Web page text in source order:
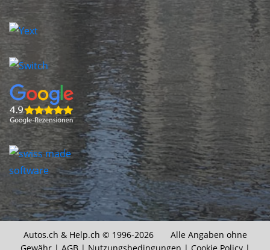
Autos.ch & Help.ch © 1996-2026 Alle Angaben ohne